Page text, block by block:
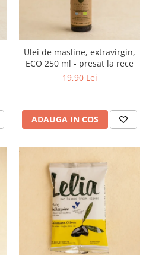
Ulei de masline, extravirgin,
ECO 250 ml - presat la rece
19,90 Lei
ADAUGA IN COS